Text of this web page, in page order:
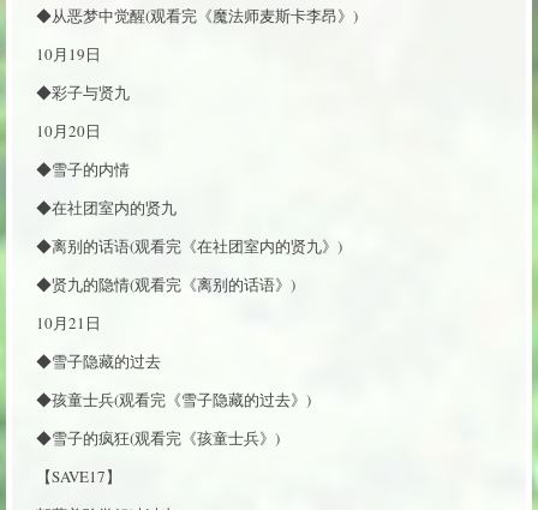
◆从恶梦中觉醒(观看完《魔法师麦斯卡李昂》)
10月19日
◆彩子与贤九
10月20日
◆雪子的内情
◆在社团室内的贤九
◆离别的话语(观看完《在社团室内的贤九》)
◆贤九的隐情(观看完《离别的话语》)
10月21日
◆雪子隐藏的过去
◆孩童士兵(观看完《雪子隐藏的过去》)
◆雪子的疯狂(观看完《孩童士兵》)
【SAVE17】